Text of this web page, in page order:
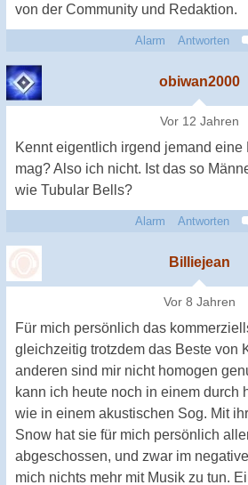
von der Community und Redaktion.
Alarm Antworten
obiwan2000
Vor 12 Jahren
Kennt eigentlich irgend jemand eine
mag? Also ich nicht. Ist das so
wie Tubular Bells?
Alarm Antworten
Billiejean
Vor 8 Jahren
Für mich persönlich das
gleichzeitig trotzdem das Beste von
anderen sind mir nicht homogen
kann ich heute noch in einem durch
wie in einem akustischen Sog. Mit
Snow hat sie für mich persönlich
abgeschossen, und zwar im
mich nichts mehr mit Musik zu tun.